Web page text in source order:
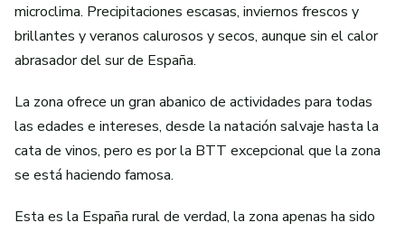
microclima. Precipitaciones escasas, inviernos frescos y
brillantes y veranos calurosos y secos, aunque sin el calor
abrasador del sur de España.
La zona ofrece un gran abanico de actividades para todas
las edades e intereses, desde la natación salvaje hasta la
cata de vinos, pero es por la BTT excepcional que la zona
se está haciendo famosa.
Esta es la España rural de verdad, la zona apenas ha sido